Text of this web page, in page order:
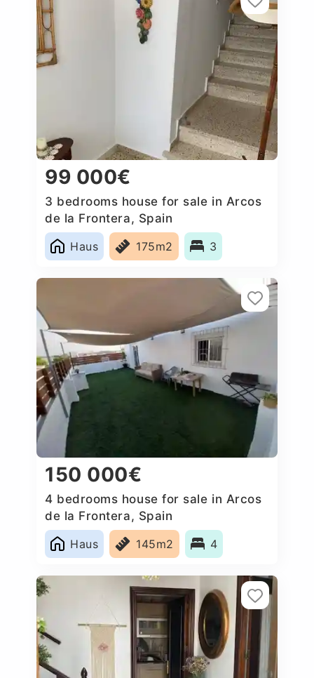
99 000€
3 bedrooms house for sale in Arcos
de la Frontera, Spain
Haus
175m2 3
150 000€
4 bedrooms house for sale in Arcos
de la Frontera, Spain
Haus
145m2 4